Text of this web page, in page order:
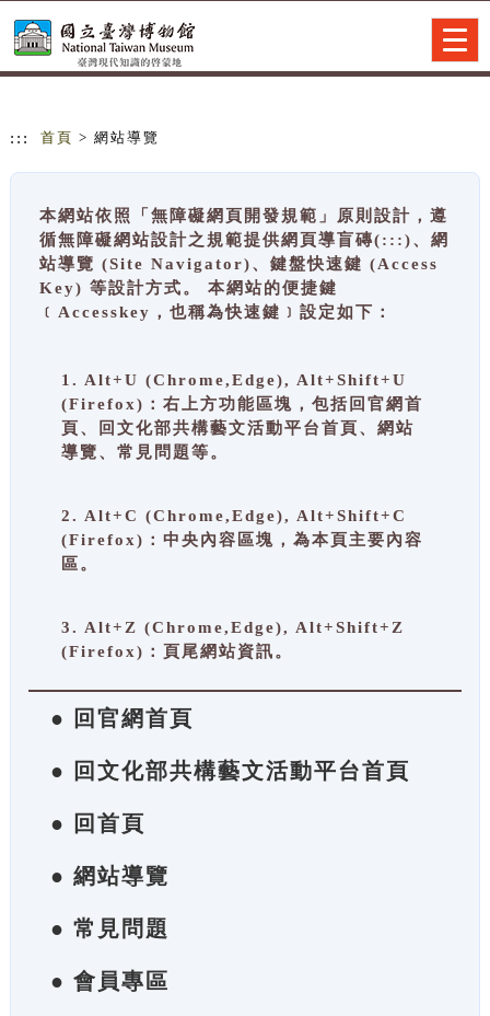
::: 首頁 > 網站導覽
本網站依照「無障礙網頁開發規範」原則設計，遵
循無障礙網站設計之規範提供網頁導盲磚(:::)、網
站導覽 (Site Navigator)、鍵盤快速鍵 (Access
Key) 等設計方式。 本網站的便捷鍵
﹝Accesskey，也稱為快速鍵﹞設定如下：
1. Alt+U (Chrome,Edge), Alt+Shift+U
(Firefox)：右上方功能區塊，包括回官網首
頁、回文化部共構藝文活動平台首頁、網站
導覽、常見問題等。
2. Alt+C (Chrome,Edge), Alt+Shift+C
(Firefox)：中央內容區塊，為本頁主要內容
區。
3. Alt+Z (Chrome,Edge), Alt+Shift+Z
(Firefox)：頁尾網站資訊。
● 回官網首頁
● 回文化部共構藝文活動平台首頁
● 回首頁
● 網站導覽
● 常見問題
● 會員專區